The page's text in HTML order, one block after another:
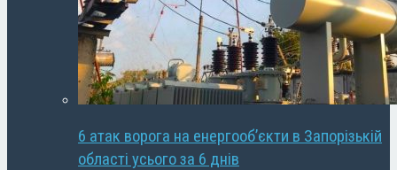
6 атак ворога на енергооб’єкти в Запорізькій
області усього за 6 днів